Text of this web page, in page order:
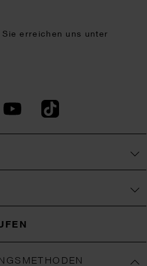
Sie erreichen uns unter
YouTubeTikTok